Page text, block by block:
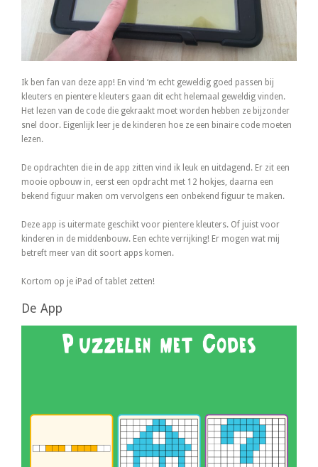
Ik ben fan van deze app! En vind ‘m echt geweldig goed passen bij
kleuters en pientere kleuters gaan dit echt helemaal geweldig vinden.
Het lezen van de code die gekraakt moet worden hebben ze bijzonder
snel door. Eigenlijk leer je de kinderen hoe ze een binaire code moeten
lezen.
De opdrachten die in de app zitten vind ik leuk en uitdagend. Er zit een
mooie opbouw in, eerst een opdracht met 12 hokjes, daarna een
bekend figuur maken om vervolgens een onbekend figuur te maken.
Deze app is uitermate geschikt voor pientere kleuters. Of juist voor
kinderen in de middenbouw. Een echte verrijking! Er mogen wat mij
betreft meer van dit soort apps komen.
Kortom op je iPad of tablet zetten!
De App